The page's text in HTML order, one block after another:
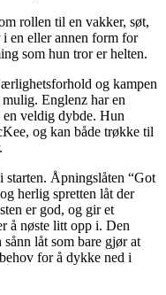
rollen til en vakker, søt,
en eller annen form for
som hun tror er helten.
og kampen
Englenz har en
en veldig dybde. Hun
og kan både trøkke til
starten. Åpningslåten “Got
herlig spretten låt der
er god, og gir et
å nøste litt opp i. Den
sånn låt som bare gjør at
for å dykke ned i